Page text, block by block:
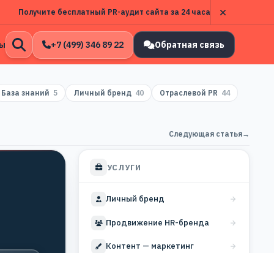
Получите бесплатный PR-аудит сайта за 24 часа
Открыть
поиск
+7 (499) 346 89 22 Обратная связь
База знаний 5 Личный бренд 40 Отраслевой PR 44
Следующая статья→
УСЛУГИ
Личный бренд
Продвижение HR-бренда
Контент — маркетинг